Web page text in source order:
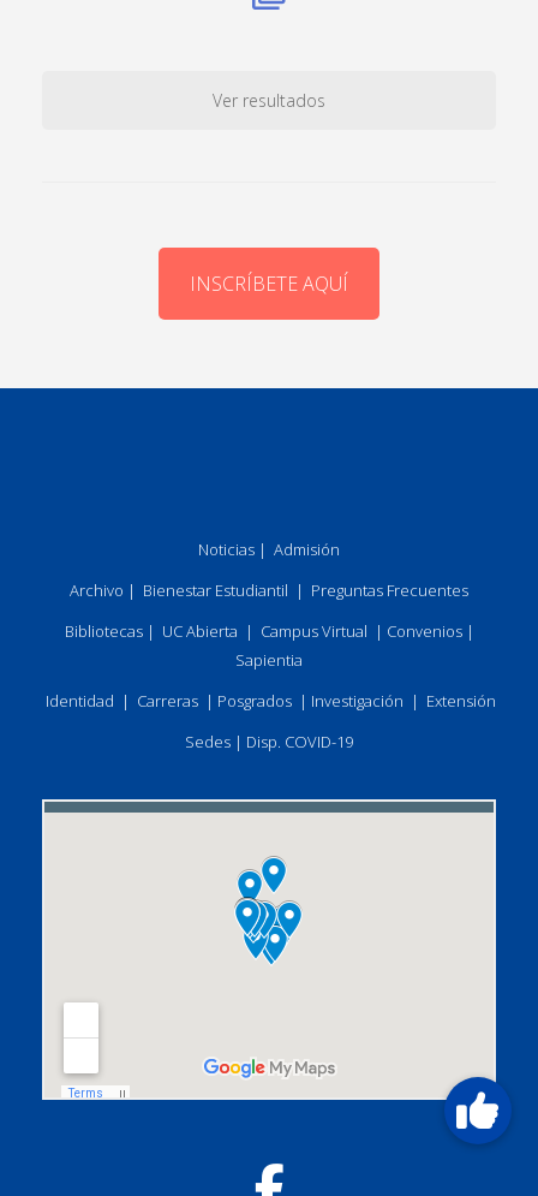
Ver resultados
INSCRÍBETE AQUÍ
Noticias | Admisión
Archivo | Bienestar Estudiantil | Preguntas Frecuentes
Bibliotecas| UC Abierta | Campus Virtual | Convenios|
Sapientia
Identidad | Carreras | Posgrados | Investigación | Extensión
Sedes | Disp. COVID-19